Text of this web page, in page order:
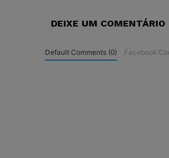
DEIXE UM COMENTÁRIO
Default Comments (0) Facebook